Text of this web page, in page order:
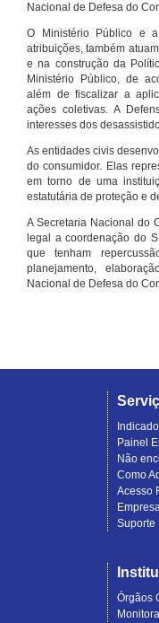
Nacional de Defesa do
O Ministério Público e
atribuições, também
e na construção da
Ministério Público, de
além de fiscalizar a
ações coletivas. A
interesses dos
As entidades civis
do consumidor. Elas
em torno de uma
estatutária de proteção e
A Secretaria Nacional do
legal a coordenação do
que tenham
planejamento,
Nacional de Defesa do
Painel
Não
Como
Acesso
Suporte
Órgãos